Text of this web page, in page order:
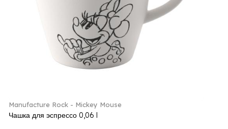
Manufacture Rock - Mickey Mouse
Чашка для эспрессо 0,06 l